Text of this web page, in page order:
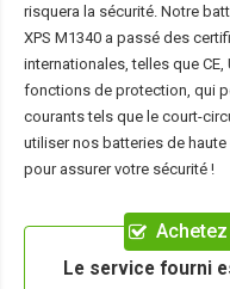
risquera la sécurité. Notre
XPS M1340 a passé des
internationales, telles que CE,
fonctions de protection, qui
courants tels que le court-
utiliser nos batteries de
pour assurer votre sécurité !
Le service fourni